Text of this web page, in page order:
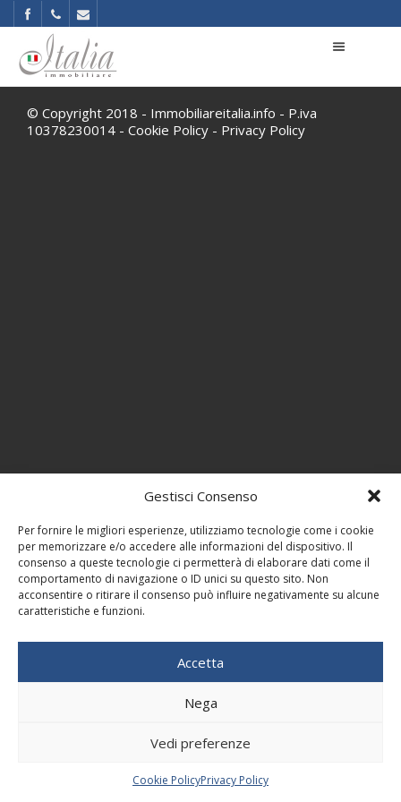
Gestisci Consenso
Per fornire le migliori esperienze, utilizziamo tecnologie come i cookie
per memorizzare e/o accedere alle informazioni del dispositivo. Il
consenso a queste tecnologie ci permetterà di elaborare dati come il
comportamento di navigazione o ID unici su questo sito. Non
acconsentire o ritirare il consenso può influire negativamente su alcune
caratteristiche e funzioni.
Accetta
Nega
Vedi preferenze
Cookie PolicyPrivacy Policy
© Copyright 2018 - Immobiliareitalia.info - P.iva
10378230014 - Cookie Policy - Privacy Policy